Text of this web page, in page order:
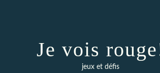
Je vois
jeux et défis